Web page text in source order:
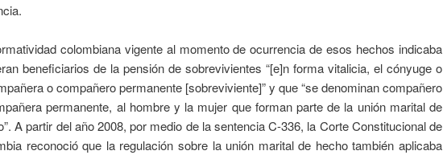
colombiana vigente al momento de ocurrencia de esos hechos indicaba
beneficiarios de la pensión de sobrevivientes “[e]n forma vitalicia, el cónyuge o
o compañero permanente [sobreviviente]” y que “se denominan compañero
permanente, al hombre y la mujer que forman parte de la unión marital de
A partir del año 2008, por medio de la sentencia C-336, la Corte Constitucional de
reconoció que la regulación sobre la unión marital de hecho también aplicaba